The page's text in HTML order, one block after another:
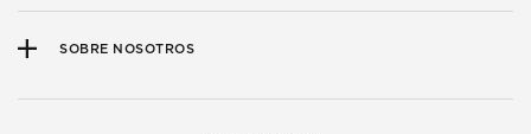
SOBRE NOSOTROS